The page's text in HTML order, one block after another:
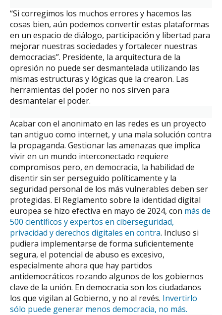
“Si corregimos los muchos errores y hacemos las
cosas bien, aún podemos convertir estas plataformas
en un espacio de diálogo, participación y libertad para
mejorar nuestras sociedades y fortalecer nuestras
democracias”. Presidente, la arquitectura de la
opresión no puede ser desmantelada utilizando las
mismas estructuras y lógicas que la crearon. Las
herramientas del poder no nos sirven para
desmantelar el poder.
Acabar con el anonimato en las redes es un proyecto
tan antiguo como internet, y una mala solución contra
la propaganda. Gestionar las amenazas que implica
vivir en un mundo interconectado requiere
compromisos pero, en democracia, la habilidad de
disentir sin ser perseguido políticamente y la
seguridad personal de los más vulnerables deben ser
protegidas. El Reglamento sobre la identidad digital
europea se hizo efectiva en mayo de 2024, con más de
500 científicos y expertos en ciberseguridad,
privacidad y derechos digitales en contra. Incluso si
pudiera implementarse de forma suficientemente
segura, el potencial de abuso es excesivo,
especialmente ahora que hay partidos
antidemocráticos rozando algunos de los gobiernos
clave de la unión. En democracia son los ciudadanos
los que vigilan al Gobierno, y no al revés. Invertirlo
sólo puede generar menos democracia, no más.